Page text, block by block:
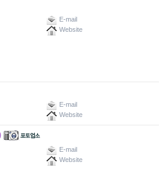
E-mail
Website
E-mail
Website
E-mail
Website